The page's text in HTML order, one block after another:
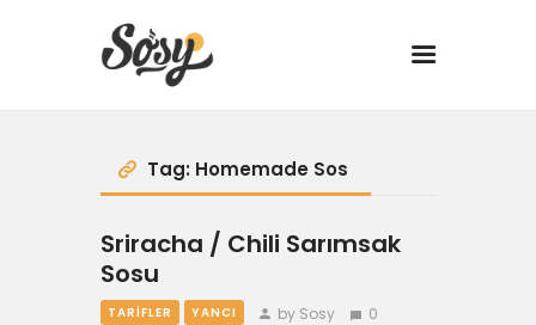
TARİFLER
MANGAL
YANCI
Tag: Homemade Sos
Sriracha / Chili Sarımsak
Sosu
TARIFLER YANCI by Sosy 0